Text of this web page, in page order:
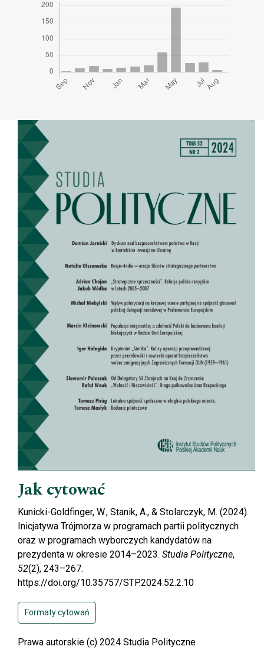
Cover image
Jak cytować
Kunicki-Goldfinger, W., Stanik, A., & Stolarczyk, M. (2024).
Inicjatywa Trójmorza w programach partii politycznych
oraz w programach wyborczych kandydatów na
prezydenta w okresie 2014–2023. Studia Polityczne,
52(2), 243–267.
https://doi.org/10.35757/STP.2024.52.2.10
Formaty cytowań
Prawa autorskie (c) 2024 Studia Polityczne